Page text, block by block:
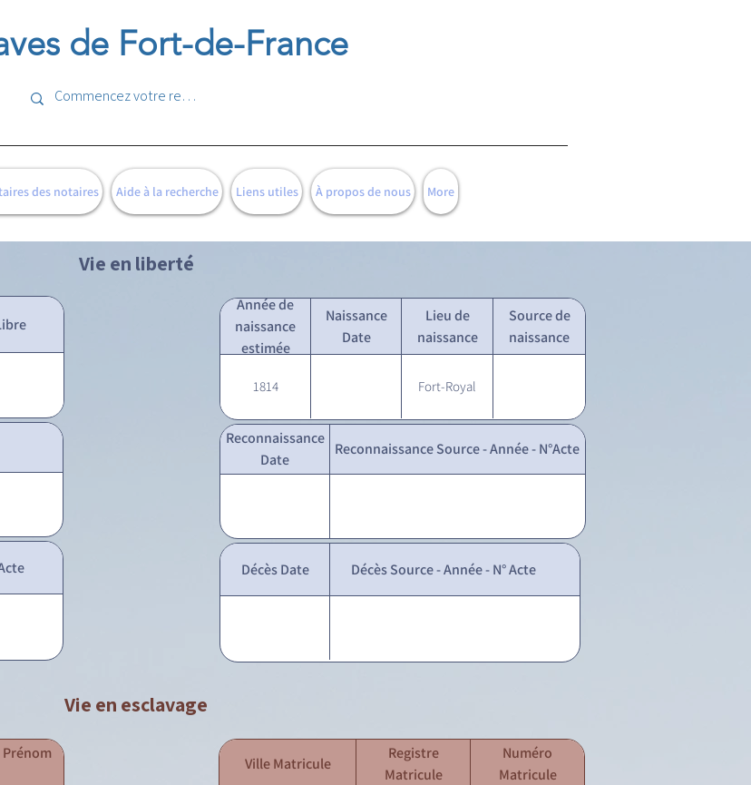
de Fort-de-France
des notaires Aide à la recherche Liens utiles À propos de nous More
Vie en liberté
Année de
naissance
estimée
Naissance
Date
Lieu de
naissance
Source de
naissance
1814 Fort-Royal
Reconnaissance
Date
Reconnaissance Source - Année - N°Acte
Décès Date Décès Source - Année - N° Acte
Vie en esclavage
Ville Matricule
Registre
Matricule
Numéro
Matricule